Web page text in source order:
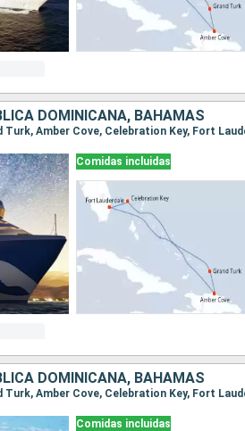
DOMINICANA, BAHAMAS
Turk, Amber Cove, Celebration Key, Fort
Comidas incluidas
DOMINICANA, BAHAMAS
Turk, Amber Cove, Celebration Key, Fort
Comidas incluidas